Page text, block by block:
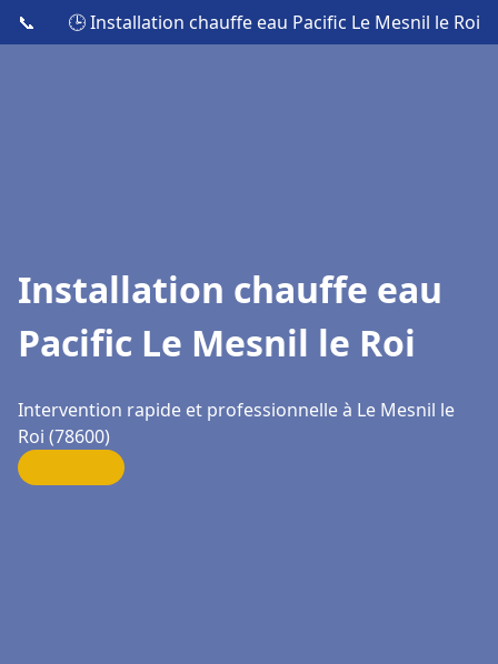
📞 🕒 Installation chauffe eau Pacific Le Mesnil le Roi
Installation chauffe eau
Pacific Le Mesnil le Roi
Intervention rapide et professionnelle à Le Mesnil le
Roi (78600)